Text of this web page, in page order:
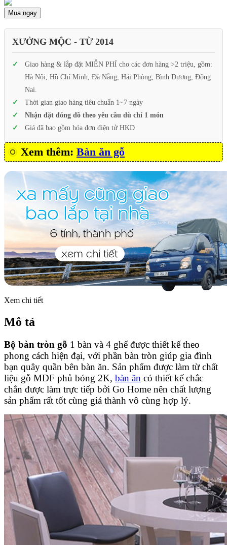
Mua ngay
XƯỞNG MỘC - TỪ 2014
Giao hàng & lắp đặt MIỄN PHÍ cho các đơn hàng >2 triệu, gồm:
Hà Nội, Hồ Chí Minh, Đà Nẵng, Hải Phòng, Bình Dương, Đồng
Nai.
Thời gian giao hàng tiêu chuẩn 1~7 ngày
Nhận đặt đóng đồ theo yêu cầu dù chỉ 1 món
Giá đã bao gồm hóa đơn điện tử HKD
Xem thêm: Bàn ăn gỗ
Xem chi tiết
Mô tả
Bộ bàn tròn gỗ 1 bàn và 4 ghế được thiết kế theo
phong cách hiện đại, với phần bàn tròn giúp gia đình
bạn quây quần bên bàn ăn. Sản phẩm được làm từ chất
liệu gỗ MDF phủ bóng 2K, bàn ăn có thiết kế chắc
chắn được làm trực tiếp bởi Go Home nên chất lượng
sản phẩm rất tốt cùng giá thành vô cùng hợp lý.